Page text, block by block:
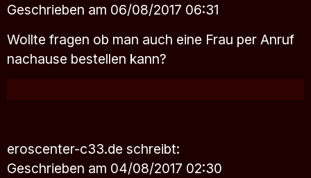
Geschrieben am 06/08/2017 06:31
Wollte fragen ob man auch eine Frau per Anruf
nachause bestellen kann?
eroscenter-c33.de schreibt:
Geschrieben am 04/08/2017 02:30